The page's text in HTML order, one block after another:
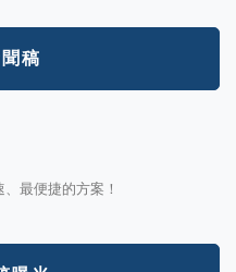
稿
最便捷的方案！